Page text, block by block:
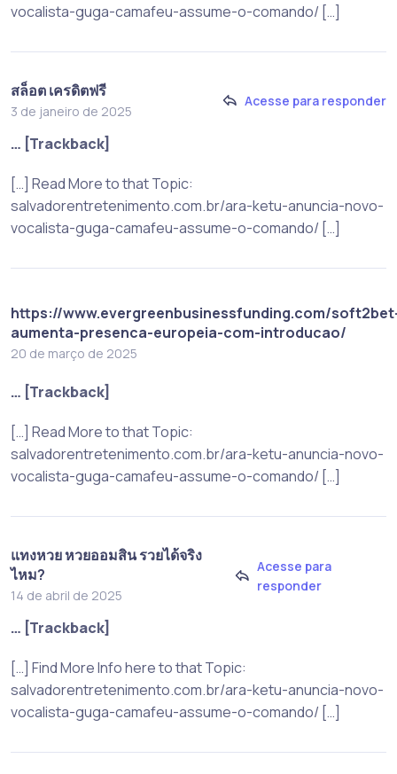
vocalista-guga-camafeu-assume-o-comando/ […]
สล็อต เครดิตฟรี
3 de janeiro de 2025
Acesse para responder
… [Trackback]
[…] Read More to that Topic:
salvadorentretenimento.com.br/ara-ketu-anuncia-novo-
vocalista-guga-camafeu-assume-o-comando/ […]
https://www.evergreenbusinessfunding.com/
aumenta-presenca-europeia-com-introducao/
20 de março de 2025
… [Trackback]
[…] Read More to that Topic:
salvadorentretenimento.com.br/ara-ketu-anuncia-novo-
vocalista-guga-camafeu-assume-o-comando/ […]
แทงหวย หวยออมสิน รวยได้จริง
ไหม?
14 de abril de 2025
Acesse para
responder
… [Trackback]
[…] Find More Info here to that Topic:
salvadorentretenimento.com.br/ara-ketu-anuncia-novo-
vocalista-guga-camafeu-assume-o-comando/ […]